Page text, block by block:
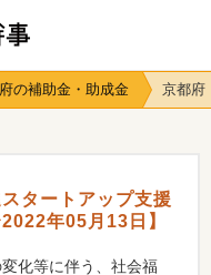
の補助金・助成金 京都府
タートアップ支援
年05月13日】
化等に伴う、社会福